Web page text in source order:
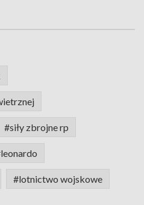
#siły zbrojne rp
#lotnictwo wojskowe